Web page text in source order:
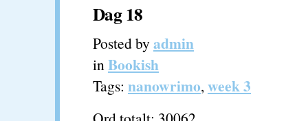
Dag 18
Posted by admin
inBookish
Tags: nanowrimo,week 3